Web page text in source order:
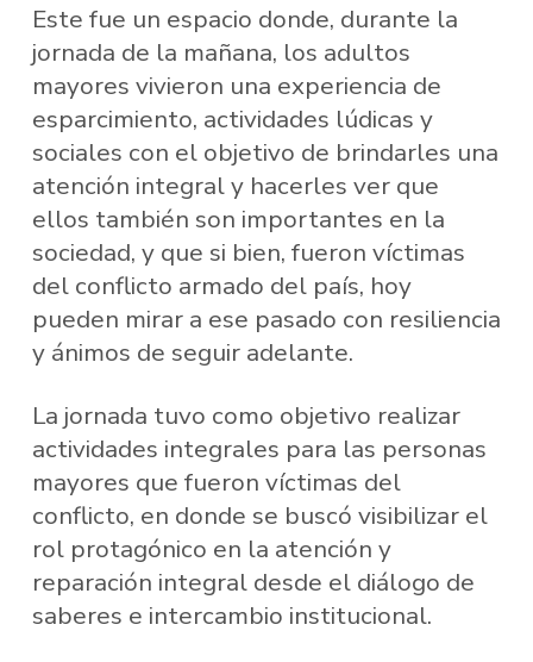
Este fue un espacio donde, durante la
jornada de la mañana, los adultos
mayores vivieron una experiencia de
esparcimiento, actividades lúdicas y
sociales con el objetivo de brindarles una
atención integral y hacerles ver que
ellos también son importantes en la
sociedad, y que si bien, fueron víctimas
del conflicto armado del país, hoy
pueden mirar a ese pasado con resiliencia
y ánimos de seguir adelante.
La jornada tuvo como objetivo realizar
actividades integrales para las personas
mayores que fueron víctimas del
conflicto, en donde se buscó visibilizar el
rol protagónico en la atención y
reparación integral desde el diálogo de
saberes e intercambio institucional.